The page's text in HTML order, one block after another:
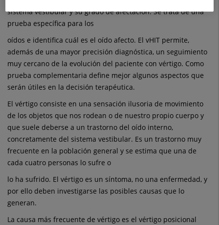
sistema vestibular y su grado de afectación. Se trata de una
prueba específica para los
oídos e identifica cuál es el oído afecto. El vHIT permite,
además de una mayor precisión diagnóstica, un seguimiento
muy cercano de la evolución del paciente con vértigo. Como
prueba complementaria define mejor algunos aspectos que
serán útiles en la decisión terapéutica.
El vértigo consiste en una sensación ilusoria de movimiento
de los objetos que nos rodean o de nuestro propio cuerpo y
que suele deberse a un trastorno del oído interno,
concretamente del sistema vestibular. Es un trastorno muy
frecuente en la población general y se estima que una de
cada cuatro personas lo sufre o
lo ha sufrido. El vértigo es un síntoma, no una enfermedad, y
por ello deben investigarse las posibles causas que lo
generan.
La causa más frecuente de vértigo es el vértigo posicional